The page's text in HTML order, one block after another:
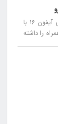
در این مقاله به مقایسه و نقد و بررسی کامل گوشی آیفون 16 با
را داشته